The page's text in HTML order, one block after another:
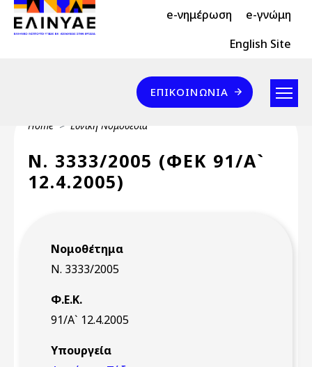
Skip to main content
Header Top 2 e-νημέρωση e-γνώμη
Header Top English Site
Επικοινωνία
ΕΠΙΚΟΙΝΩΝΊΑ
Breadcrumb
Home Εθνική Νομοθεσία
Ν. 3333/2005 (ΦΕΚ 91/Α`
12.4.2005)
Νομοθέτημα
Ν. 3333/2005
Φ.Ε.Κ.
91/Α` 12.4.2005
Υπουργεία